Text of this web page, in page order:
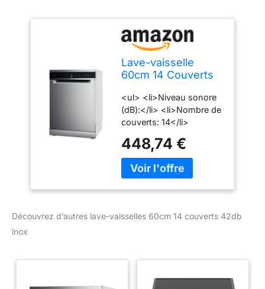
Lave-vaisselle
60cm 14 Couverts
WFC3C42PX
<ul> <li>Niveau sonore
(dB):</li> <li>Nombre de
couverts: 14</li>
automatique</li>
<li>Super silencieux</li>
</ul>
448,74 €
Découvrez d’autres lave-vaisselles 60cm 14 couverts 42db
inox